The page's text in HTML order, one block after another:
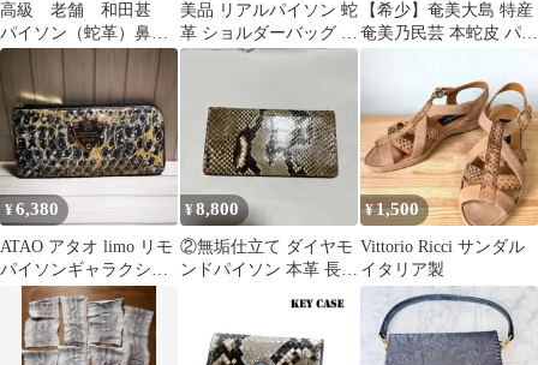
高級 老舗 和田甚
パイソン（蛇革）鼻
緒 本革底 日本製
雪駄 男性
美品 リアルパイソン 蛇
革 ショルダーバッグ ポ
シェット 斜め掛け ナチ
​【希少】奄美大島 特産
奄美乃民芸 本蛇皮 パイ
¥6,380
ATAO アタオ limo リモ
パイソンギャラクシー
ネイビー×イエロー
¥8,800
②無垢仕立て ダイヤモ
ンドパイソン 本革 長財
¥1,500
Vittorio Ricci サンダル
イタリア製